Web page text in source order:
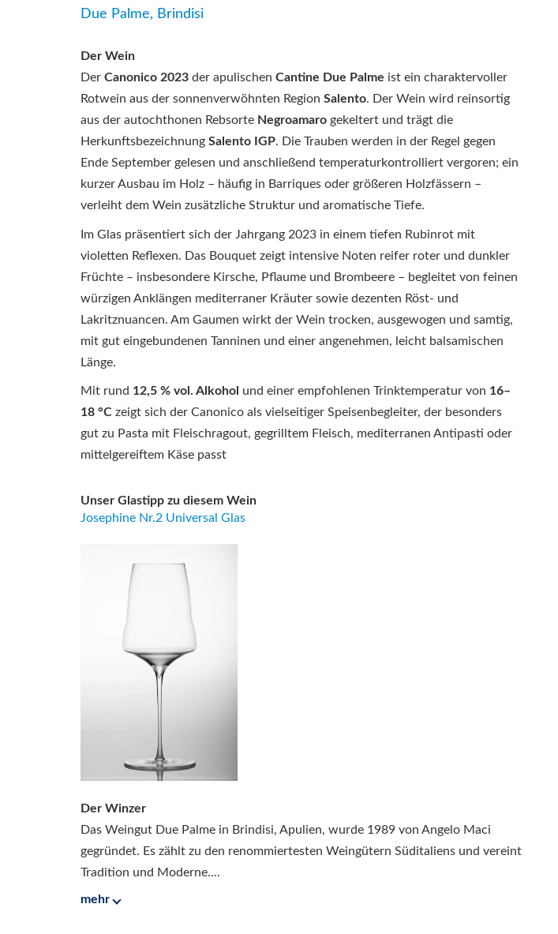
Due Palme, Brindisi
Der Wein
Der Canonico 2023 der apulischen Cantine Due Palme ist ein charaktervoller
Rotwein aus der sonnenverwöhnten Region Salento. Der Wein wird reinsortig
aus der autochthonen Rebsorte Negroamaro gekeltert und trägt die
Herkunftsbezeichnung Salento IGP. Die Trauben werden in der Regel gegen
Ende September gelesen und anschließend temperaturkontrolliert vergoren; ein
kurzer Ausbau im Holz – häufig in Barriques oder größeren Holzfässern –
verleiht dem Wein zusätzliche Struktur und aromatische Tiefe.
Im Glas präsentiert sich der Jahrgang 2023 in einem tiefen Rubinrot mit
violetten Reflexen. Das Bouquet zeigt intensive Noten reifer roter und dunkler
Früchte – insbesondere Kirsche, Pflaume und Brombeere – begleitet von feinen
würzigen Anklängen mediterraner Kräuter sowie dezenten Röst- und
Lakritznuancen. Am Gaumen wirkt der Wein trocken, ausgewogen und samtig,
mit gut eingebundenen Tanninen und einer angenehmen, leicht balsamischen
Länge.
Mit rund 12,5 % vol. Alkohol und einer empfohlenen Trinktemperatur von 16–
18 °C zeigt sich der Canonico als vielseitiger Speisenbegleiter, der besonders
gut zu Pasta mit Fleischragout, gegrilltem Fleisch, mediterranen Antipasti oder
mittelgereiftem Käse passt
Unser Glastipp zu diesem Wein
Josephine Nr.2 Universal Glas
Der Winzer
Das Weingut Due Palme in Brindisi, Apulien, wurde 1989 von Angelo Maci
gegründet. Es zählt zu den renommiertesten Weingütern Süditaliens und vereint
Tradition und Moderne....
mehr